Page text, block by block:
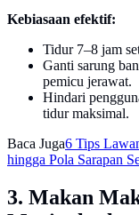
Kebiasaan efektif:
Tidur 7–8 jam
Ganti sarung
pemicu jerawat.
Hindari
tidur maksimal.
Baca Juga6 Tips
hingga Pola Sarapan
3. Makan